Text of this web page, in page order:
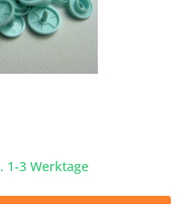
1-3 Werktage